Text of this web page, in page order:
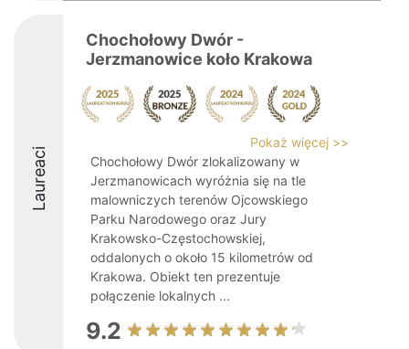
Laureaci
Chochołowy Dwór -
Jerzmanowice koło Krakowa
Pokaż więcej >>
Chochołowy Dwór zlokalizowany w
Jerzmanowicach wyróżnia się na tle
malowniczych terenów Ojcowskiego
Parku Narodowego oraz Jury
Krakowsko-Częstochowskiej,
oddalonych o około 15 kilometrów od
Krakowa. Obiekt ten prezentuje
połączenie lokalnych ...
9.2